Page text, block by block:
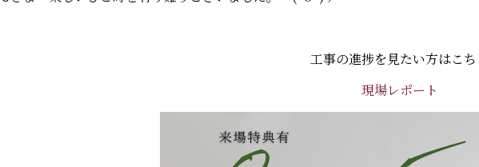
工事の進捗を見たい方はこ
現場レポート